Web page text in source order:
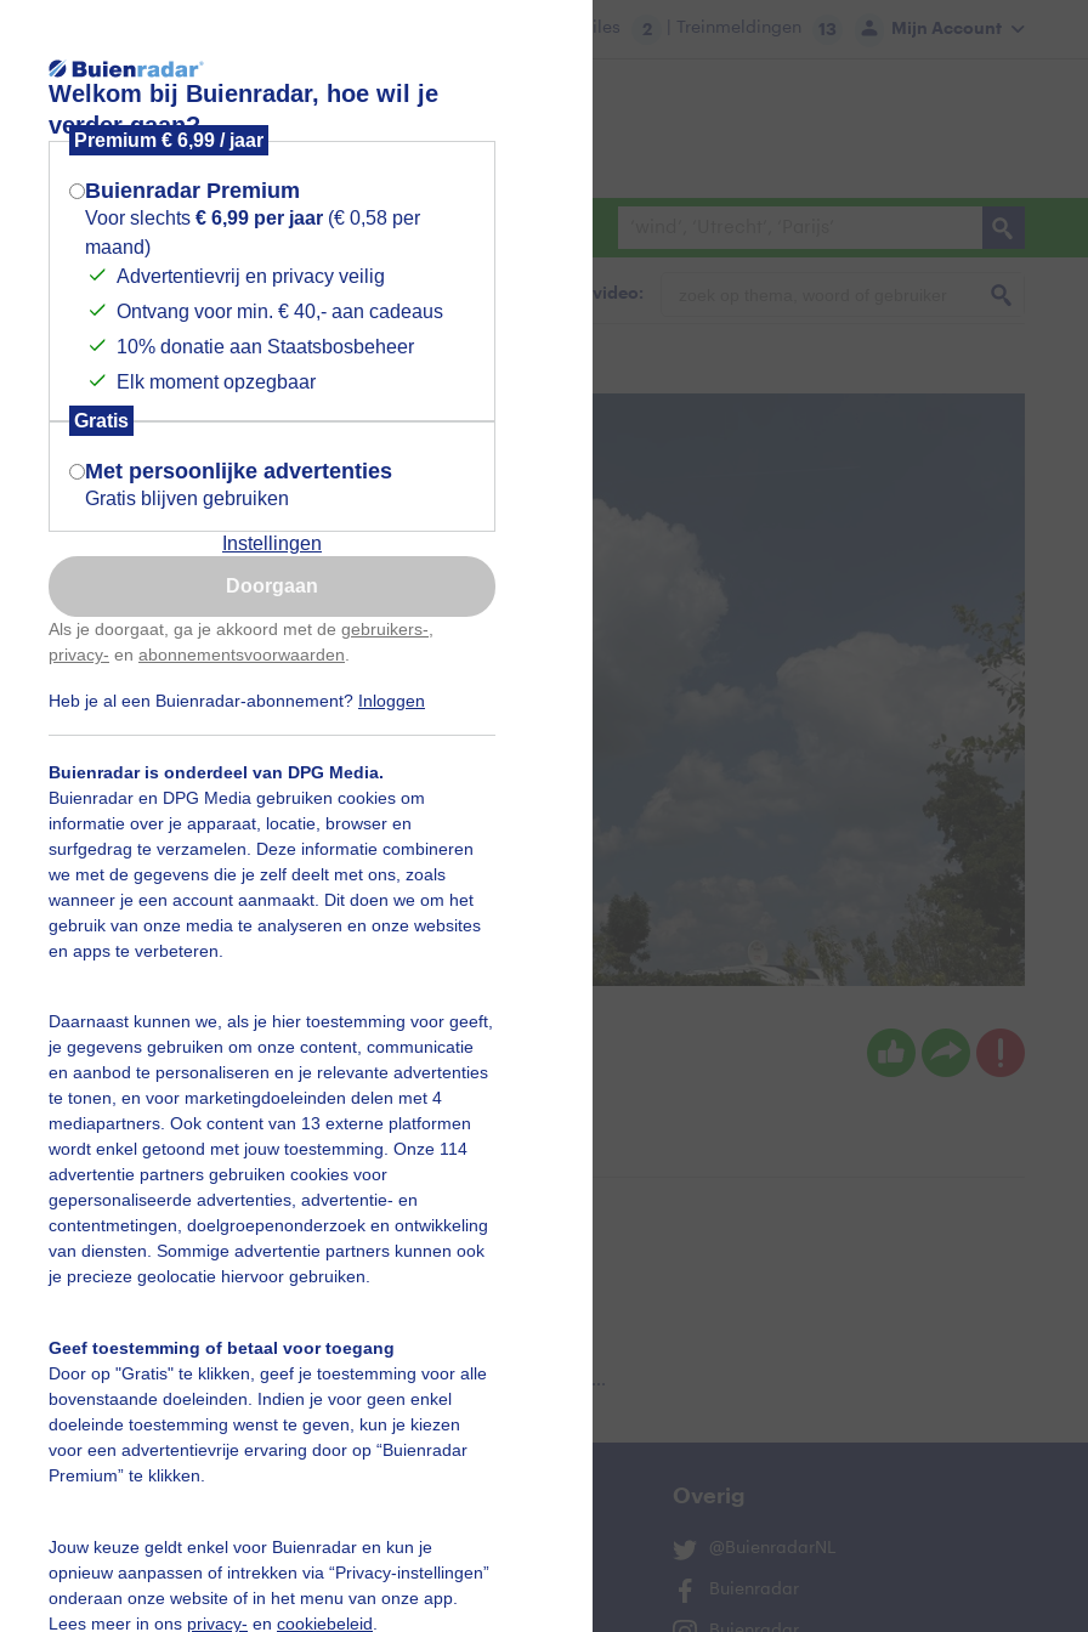
Welkom bij Buienradar, hoe wil je
verder gaan?
Premium € 6,99 / jaar
Buienradar Premium
Voor slechts € 6,99 per jaar (€ 0,58 per
maand)
Advertentievrij en privacy veilig
Ontvang voor min. € 40,- aan cadeaus
10% donatie aan Staatsbosbeheer
Elk moment opzegbaar
Gratis
Met persoonlijke advertenties
Gratis blijven gebruiken
Instellingen
Doorgaan
Als je doorgaat, ga je akkoord met de gebruikers-
privacy- en abonnementsvoorwaarden
Heb je al een Buienradar-abonnement? Inloggen
Buienradar is onderdeel van DPG Media.
Buienradar en DPG Media gebruiken cookies om
informatie over je apparaat, locatie, browser en
surfgedrag te verzamelen. Deze informatie combineren
we met de gegevens die je zelf deelt met ons, zoals
wanneer je een account aanmaakt. Dit doen we om het
gebruik van onze media te analyseren en onze websites
en apps te verbeteren.
Daarnaast kunnen we, als je hier toestemming voor geeft,
je gegevens gebruiken om onze content, communicatie
en aanbod te personaliseren en je relevante advertenties
te tonen, en voor marketingdoeleinden delen met 4
mediapartners. Ook content van 13 externe platformen
wordt enkel getoond met jouw toestemming. Onze 114
advertentie partners gebruiken cookies voor
gepersonaliseerde advertenties, advertentie- en
contentmetingen, doelgroepenonderzoek en ontwikkeling
van diensten. Sommige advertentie partners kunnen ook
je precieze geolocatie hiervoor gebruiken.
Geef toestemming of betaal voor toegang
Door op "Gratis" te klikken, geef je toestemming voor alle
bovenstaande doeleinden. Indien je voor geen enkel
doeleinde toestemming wenst te geven, kun je kiezen
voor een advertentievrije ervaring door op “Buienradar
Premium” te klikken.
Jouw keuze geldt enkel voor Buienradar en kun je
opnieuw aanpassen of intrekken via “Privacy-instellingen”
onderaan onze website of in het menu van onze app.
Lees meer in ons privacy- en cookiebeleid
Mijn Account
Files 2 | Treinmeldingen 13
Foto en video Weerzine
Zoeken in foto & video:
is weer een mooie dag, 26 C en een lekker windje.
Gijs Bastianen Gemaakt: 18-06-2025, 22x bekeken
Zon
slideshow
Een moment geduld aub...
vragen
De Bilt
Overig
@BuienradarNL
Buienradar
Mogen we je locatie gebruiken voor
het weer?
Indien je hier nog geen akkoord op hebt
gegeven, verschijnt er zo een pop-up uit
je browser waarin deze toestemming
gevraagd wordt.
Is goed, toon de popup
Nu niet, misschien later
Gebruik je Safari en wil je niet elke dag deze pop-up
Klikhierom dit aan te passen